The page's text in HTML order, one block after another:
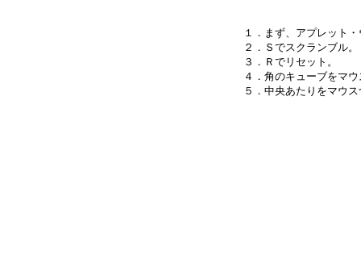
１．まず、アプレット
２．Ｓでスクランブル。
３．Ｒでリセット。
４．角のキューブをマ